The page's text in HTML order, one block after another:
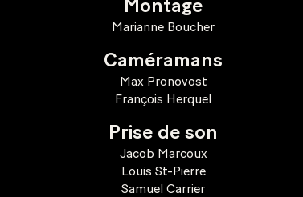
Montage
Marianne Boucher
Caméramans
Max Pronovost
François Herquel
Prise de son
Jacob Marcoux
Louis St-Pierre
Samuel Carrier